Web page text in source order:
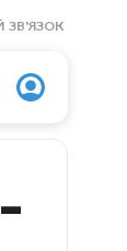
ЗВ'ЯЗОК